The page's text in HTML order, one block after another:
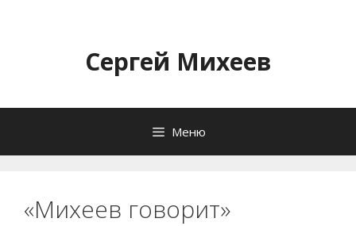
содержимомуСергей Михеев
Меню
«Михеев говорит»